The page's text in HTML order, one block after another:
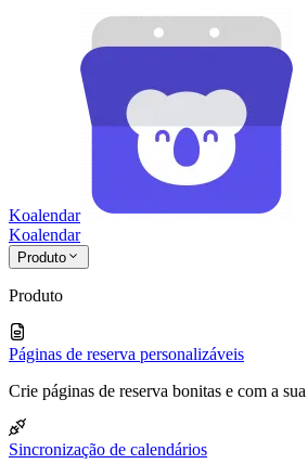
Koalendar
Koalendar
Produto
Produto
Páginas de reserva personalizáveis
Crie páginas de reserva bonitas e com a
Sincronização de calendários